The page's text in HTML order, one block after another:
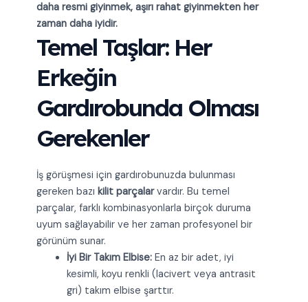
daha resmi giyinmek, aşırı rahat giyinmekten her
zaman daha iyidir.
Temel Taşlar: Her
Erkeğin
Gardırobunda Olması
Gerekenler
İş görüşmesi için gardırobunuzda bulunması
gereken bazı kilit parçalarvardır. Bu temel
parçalar, farklı kombinasyonlarla birçok duruma
uyum sağlayabilir ve her zaman profesyonel bir
görünüm sunar.
İyi Bir Takım Elbise:En az bir adet, iyi
kesimli, koyu renkli (lacivert veya antrasit
gri) takım elbise şarttır.